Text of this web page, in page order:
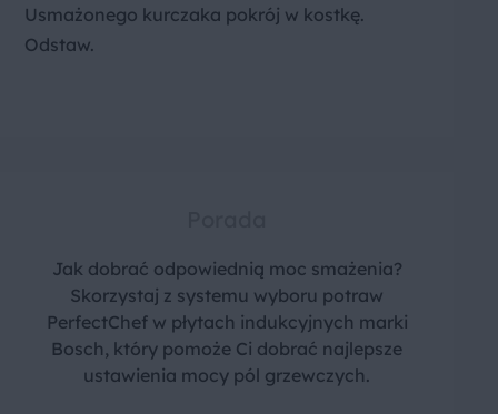
Usmażonego kurczaka pokrój w kostkę.
Odstaw.
Jak dobrać odpowiednią moc smażenia?
Skorzystaj z systemu wyboru potraw
PerfectChef w płytach indukcyjnych marki
Bosch, który pomoże Ci dobrać najlepsze
ustawienia mocy pól grzewczych.